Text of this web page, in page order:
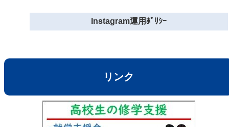
Instagram運用ﾎﾟﾘｼｰ
リンク